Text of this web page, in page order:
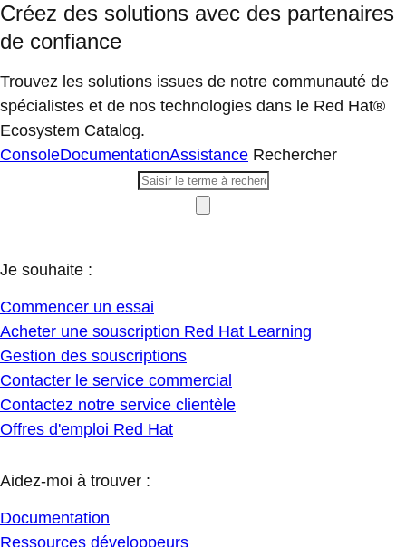
Créez des solutions avec des partenaires
de confiance
Trouvez les solutions issues de notre communauté de
spécialistes et de nos technologies dans le Red Hat®
Ecosystem Catalog.
ConsoleDocumentationAssistance Rechercher
Je souhaite :
Commencer un essai
Acheter une souscription Red Hat Learning
Gestion des souscriptions
Contacter le service commercial
Contactez notre service clientèle
Offres d'emploi Red Hat
Aidez-moi à trouver :
Documentation
Ressources développeurs